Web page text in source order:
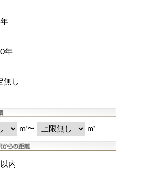
年
無し
m2〜 m2
内